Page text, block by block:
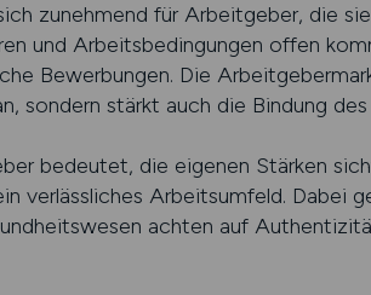
zunehmend für Arbeitgeber, die
und Arbeitsbedingungen offen
Bewerbungen. Die
sondern stärkt auch die Bindung
bedeutet, die eigenen Stärken
verlässliches Arbeitsumfeld. Dabei
achten auf